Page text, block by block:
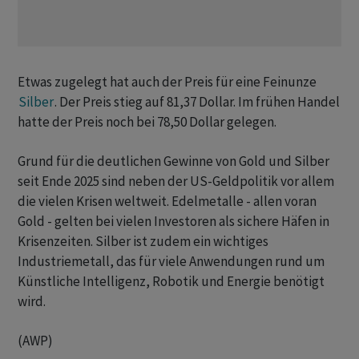
Etwas zugelegt hat auch der Preis für eine Feinunze
Silber. Der Preis stieg auf 81,37 Dollar. Im frühen Handel
hatte der Preis noch bei 78,50 Dollar gelegen.
Grund für die deutlichen Gewinne von Gold und Silber
seit Ende 2025 sind neben der US-Geldpolitik vor allem
die vielen Krisen weltweit. Edelmetalle - allen voran
Gold - gelten bei vielen Investoren als sichere Häfen in
Krisenzeiten. Silber ist zudem ein wichtiges
Industriemetall, das für viele Anwendungen rund um
Künstliche Intelligenz, Robotik und Energie benötigt
wird.
(AWP)